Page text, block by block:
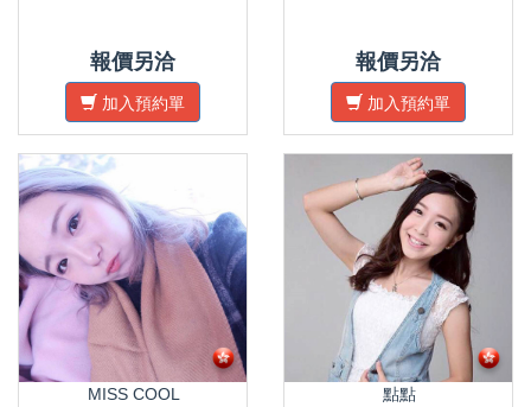
報價另洽
加入預約單
報價另洽
加入預約單
MISS COOL 點點